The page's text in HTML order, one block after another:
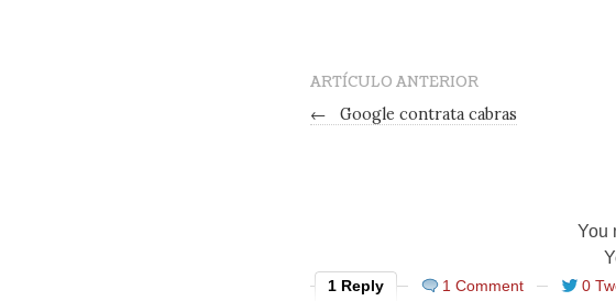
ARTÍCULO ANTERIOR
←
Google contrata cabras
You
1 Reply 1 Comment 0